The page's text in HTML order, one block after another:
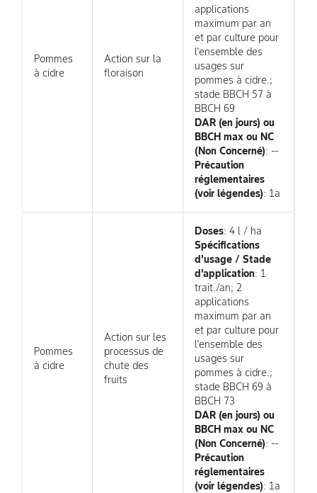
Pommes
à cidre
Action sur la
floraison
applications
maximum par an
et par culture pour
l'ensemble des
usages sur
pommes à cidre.;
stade BBCH 57 à
BBCH 69
DAR (en jours) ou
BBCH max ou NC
(Non Concerné): --
Précaution
réglementaires
(voir légendes): 1a
Pommes
à cidre
Action sur les
processus de
chute des
fruits
Doses: 4 l / ha
Spécifications
d'usage / Stade
d'application: 1
trait./an; 2
applications
maximum par an
et par culture pour
l'ensemble des
usages sur
pommes à cidre.;
stade BBCH 69 à
BBCH 73
DAR (en jours) ou
BBCH max ou NC
(Non Concerné): --
Précaution
réglementaires
(voir légendes): 1a